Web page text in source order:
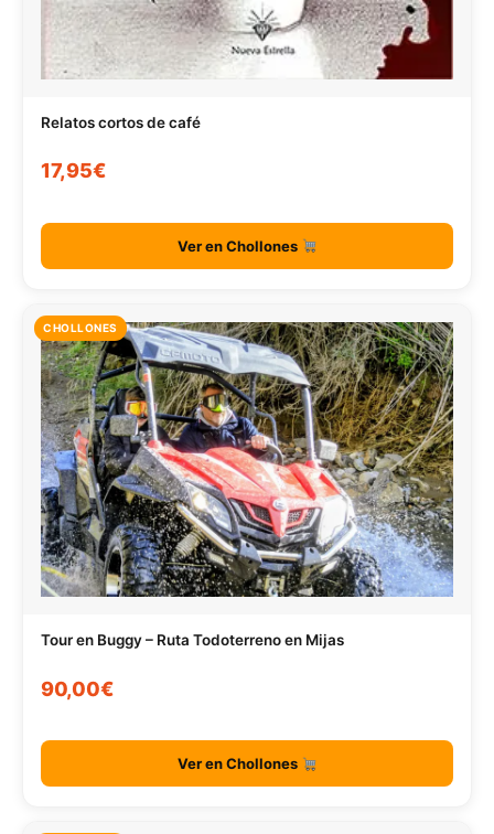
Relatos cortos de café
17,95€
Ver en Chollones
CHOLLONES
Tour en Buggy – Ruta Todoterreno en Mijas
90,00€
Ver en Chollones